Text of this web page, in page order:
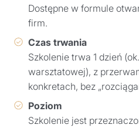
Dostępne w formule
firm.
Czas trwania
Szkolenie trwa 1 dzień
warsztatowej), z
konkretach, bez
Poziom
Szkolenie jest